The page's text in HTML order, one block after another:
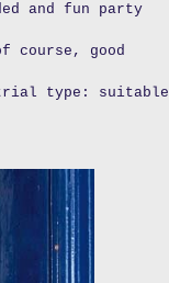
and fun party
good
type: suitable